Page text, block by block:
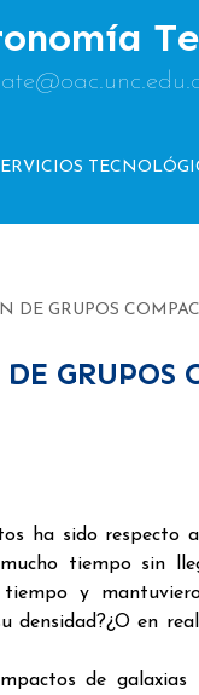
DE GRUPOS
GRUPOS
ha sido respecto
tiempo sin
y
densidad?¿O en
de galaxias